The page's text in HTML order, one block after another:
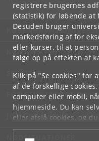
registrere brugernes
(statistik) for løbende at
Desuden bruger
markedsføring af for
eller kurser, til at
følge op på effekten af
Klik på "Se cookies" for
af de forskellige
computer eller mobil,
hjemmeside. Du kan
eller afslå cookies, og
underCookie- og
bunden af hver side.
KØBENHAVNS
KONTAKT
SERVICES
FOR STUDERENDE OG
JOB OG KARRIERE
NØDSITUATIONER